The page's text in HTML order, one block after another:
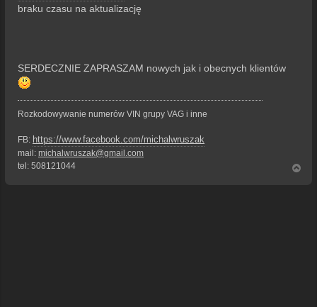
braku czasu na aktualizację
SERDECZNIE ZAPRASZAM nowych jak i obecnych klientów
Rozkodowywanie numerów VIN grupy VAG i inne
FB: https://www.facebook.com/michalwruszak
mail: michalwruszak@gmail.com
tel: 508121044